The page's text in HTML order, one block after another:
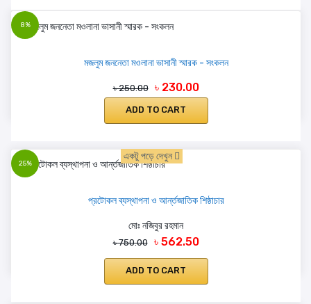
8%
মজলুম জননেতা মওলানা ভাসানী স্মারক - সংকলন
৳ 250.00 ৳ 230.00
ADD TO CART
25%
একটু পড়ে দেখুন
প্রটোকল ব্যস্থাপনা ও আর্ন্তজাতিক শিষ্ঠাচার
মোঃ নজিবুর রহমান
৳ 750.00 ৳ 562.50
ADD TO CART